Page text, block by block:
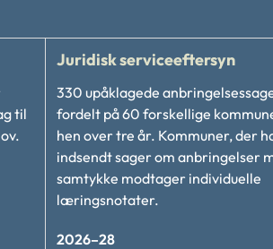
til
Juridisk serviceeftersyn
330 upåklagede
fordelt på 60 forskellige
hen over tre år. Kommuner, der
indsendt sager om anbringelser
samtykke modtager individuelle
læringsnotater.
2026–28